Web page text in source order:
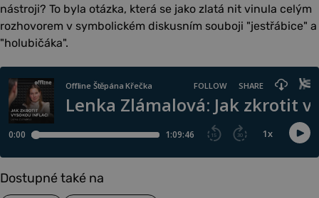
nástroji? To byla otázka, která se jako zlatá nit vinula celým
rozhovorem v symbolickém diskusním souboji "jestřábice" a
"holubičáka".
Dostupné také na